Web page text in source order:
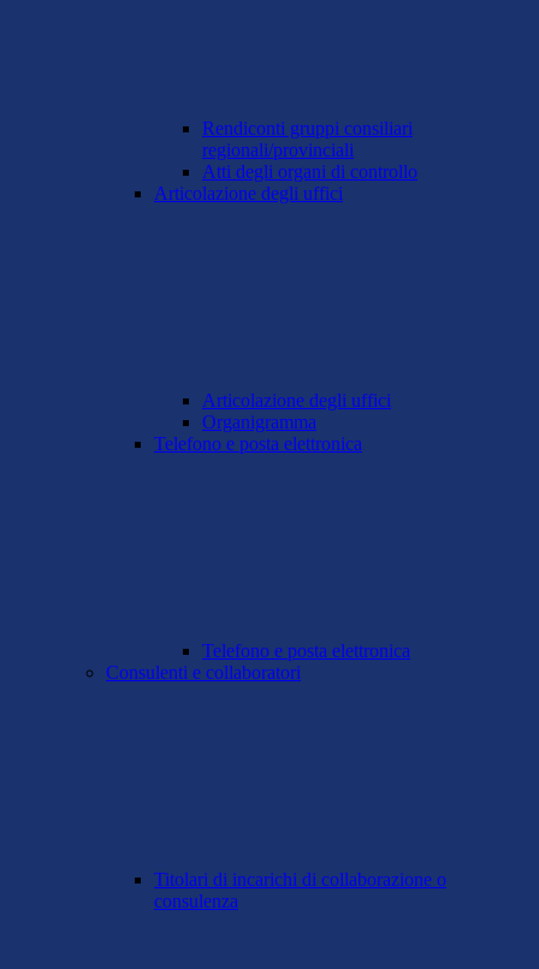
Rendiconti gruppi consiliari
regionali/provinciali
Atti degli organi di controllo
Articolazione degli uffici
Articolazione degli uffici
Organigramma
Telefono e posta elettronica
Telefono e posta elettronica
Consulenti e collaboratori
Titolari di incarichi di collaborazione o
consulenza